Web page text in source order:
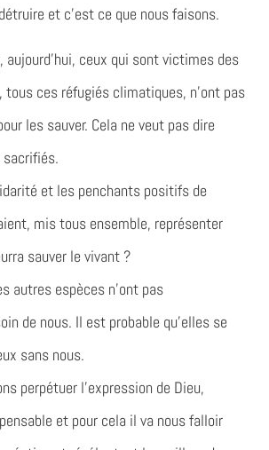
et c’est ce que nous faisons.
aujourd’hui, ceux qui sont victimes des
tous ces réfugiés climatiques, n’ont pas
les sauver. Cela ne veut pas dire
sacrifiés.
et les penchants positifs de
mis tous ensemble, représenter
sauver le vivant ?
autres espèces n’ont pas
de nous. Il est probable qu’elles se
sans nous.
perpétuer l’expression de Dieu,
et pour cela il va nous falloir